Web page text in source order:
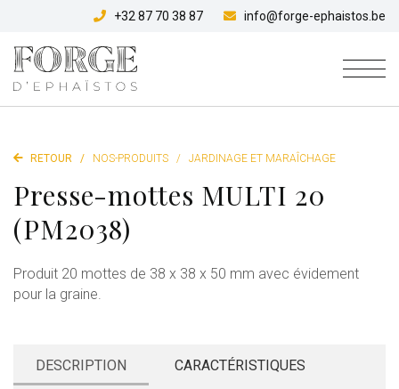
+32 87 70 38 87 info@forge-ephaistos.be
RETOUR / NOS-PRODUITS / JARDINAGE ET MARAÎCHAGE
Presse-mottes MULTI 20
(PM2038)
Produit 20 mottes de 38 x 38 x 50 mm avec évidement
pour la graine.
DESCRIPTION CARACTÉRISTIQUES